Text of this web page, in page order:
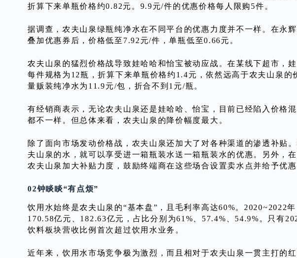
折算下来单瓶价格约0.82元。9.9元/件的优惠价格每人限购5件。
据调查，农夫山泉绿瓶纯净水在不同平台的优惠力度并不一样。在永
叠加优惠券后，价格低至7.92元/件，单瓶低至0.66元。
农夫山泉的猛烈价格战导致娃哈哈和怡宝被动应战。在某线下超市，
每件规格为12瓶，折算下来单瓶价格约1.4元，依然远高于农夫山泉的
量贩装纯净水为11.9元/包，折合不到1元/瓶。
有经销商表示，无论农夫山泉还是娃哈哈、怡宝，目前已经陷入价格
都不一样。但总体来看，农夫山泉的降价幅度最大。
除了面向市场发动价格战，农夫山泉还加大了对各种渠道的渗透补贴
夫山泉的水，就可以享受进一箱瓶装水送一箱瓶装水的优惠。另外，
农夫山泉加大补贴力度，鼓励终端商在这些场合设置卖水点并给予优惠
02钟睒睒“有点烦”
饮用水始终是农夫山泉的“基本盘”，且毛利率高达60%。2020~2022
170.58亿元、182.63亿元，占比分别为61%、57.4%、54.9%。只有
饮料板块营收比例首次超过饮用水业务。
近年来，饮用水市场竞争极为激烈，而且相对于农夫山泉一贯主打的